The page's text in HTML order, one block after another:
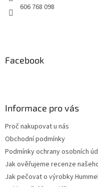
606 768 098
Facebook
Informace pro vás
Proč nakupovat u nás
Obchodní podmínky
Podmínky ochrany osobních
Jak ověřujeme recenze
Jak pečovat o výrobky